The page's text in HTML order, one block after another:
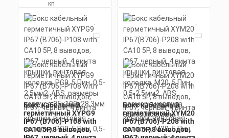
Цена по запросу
Получить КП за 15
минутСкачать
КП
Бокс кабельный
герметичный XYPG9
IP67 (B706)-P108 with
CA10 5P, 8 выводов,
Бокс кабельный
герметичный XYM20
IP67(B706)-P208 with
CA10 5P, 8 выводов,